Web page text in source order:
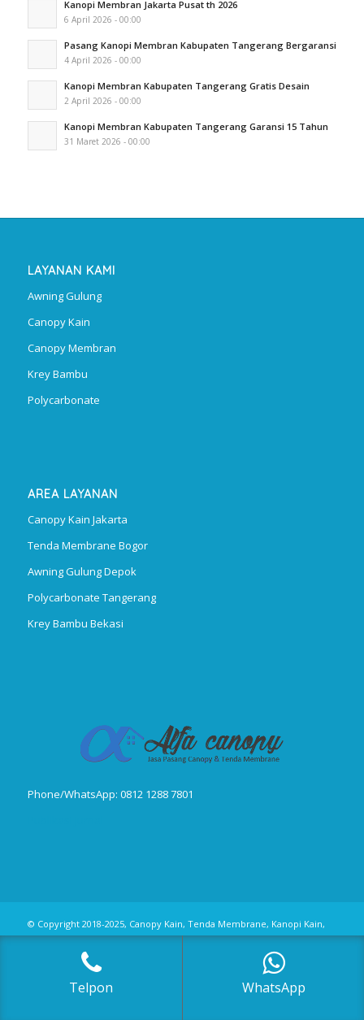
Kanopi Membran Jakarta Pusat th 2026
6 April 2026 - 00:00
Pasang Kanopi Membran Kabupaten Tangerang Bergaransi
4 April 2026 - 00:00
Kanopi Membran Kabupaten Tangerang Gratis Desain
2 April 2026 - 00:00
Kanopi Membran Kabupaten Tangerang Garansi 15 Tahun
31 Maret 2026 - 00:00
LAYANAN KAMI
Awning Gulung
Canopy Kain
Canopy Membran
Krey Bambu
Polycarbonate
AREA LAYANAN
Canopy Kain Jakarta
Tenda Membrane Bogor
Awning Gulung Depok
Polycarbonate Tangerang
Krey Bambu Bekasi
Phone/WhatsApp: 0812 1288 7801
© Copyright 2018-2025, Canopy Kain, Tenda Membrane, Kanopi Kain,
Kanopi Minmalis
Telpon WhatsApp